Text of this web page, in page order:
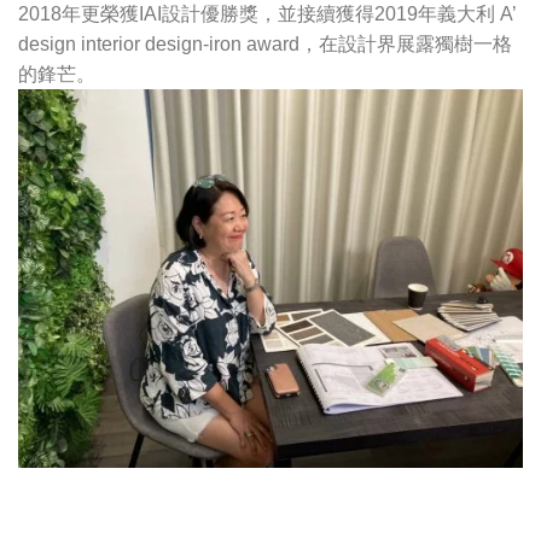
2018年更榮獲IAI設計優勝獎，並接續獲得2019年義大利 A’
design interior design-iron award，在設計界展露獨樹一格
的鋒芒。